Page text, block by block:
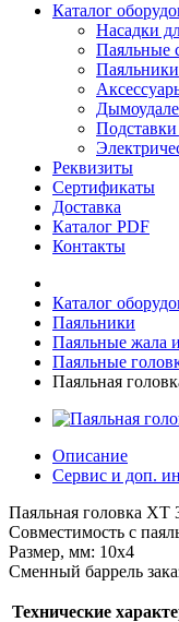
Каталог
Насадки
Паяльные
Паяльники
Подставки
Реквизиты
Сертификаты
Доставка
Каталог PDF
Контакты
Каталог
Паяльники
Паяльные жала
Паяльные
Паяльная
Описание
Сервис и доп.
Паяльная головка XT
Совместимость с
Размер, мм: 10x4
Сменный баррель
Технические